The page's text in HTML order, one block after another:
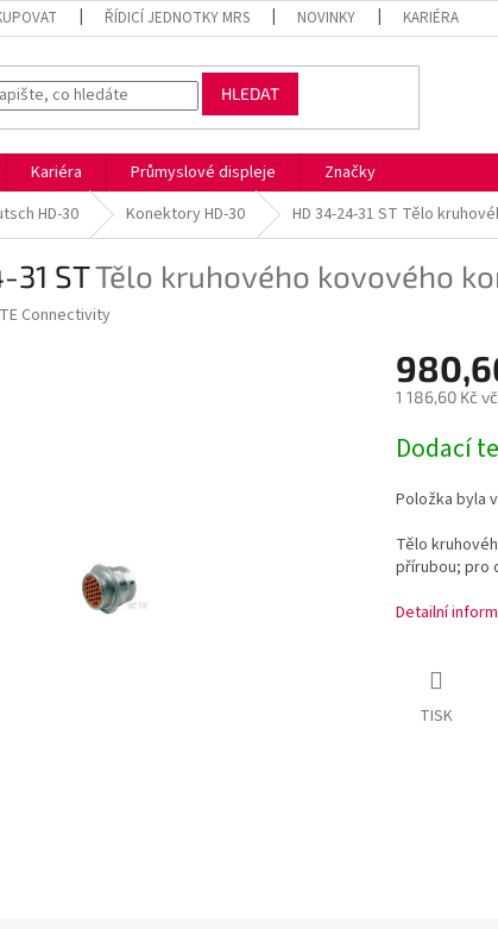
ŘÍDICÍ JEDNOTKY MRS NOVINKY KARIÉRA
HLEDAT
Kariéra Průmyslové displeje
Značky
HD-30 Konektory HD-30 HD 34-24-31 ST Tělo
31 STTělo kruhového kovového
Connectivity
1 186,60 Kč
cena:
Dodací
Položka byla
Tělo
přírubou; pro
Detailní
TISK